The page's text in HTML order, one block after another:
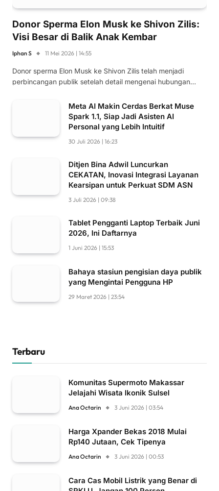
Donor Sperma Elon Musk ke Shivon Zilis:
Visi Besar di Balik Anak Kembar
Iphan S 11 Mei 2026 | 14:55
Donor sperma Elon Musk ke Shivon Zilis telah menjadi
perbincangan publik setelah detail mengenai hubungan…
Meta AI Makin Cerdas Berkat Muse
Spark 1.1, Siap Jadi Asisten AI
Personal yang Lebih Intuitif
30 Juli 2026 | 16:23
Ditjen Bina Adwil Luncurkan
CEKATAN, Inovasi Integrasi Layanan
Kearsipan untuk Perkuat SDM ASN
3 Juli 2026 | 09:38
Tablet Pengganti Laptop Terbaik Juni
2026, Ini Daftarnya
1 Juni 2026 | 15:53
Bahaya stasiun pengisian daya publik
yang Mengintai Pengguna HP
29 Maret 2026 | 23:54
Terbaru
Komunitas Supermoto Makassar
Jelajahi Wisata Ikonik Sulsel
Ana Octarin 3 Juni 2026 | 03:54
Harga Xpander Bekas 2018 Mulai
Rp140 Jutaan, Cek Tipenya
Ana Octarin 3 Juni 2026 | 00:53
Cara Cas Mobil Listrik yang Benar di